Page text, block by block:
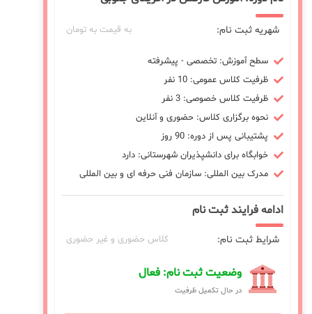
شهریه ثبت نام: به قیمت به تومان
سطح آموزش: تخصصی - پیشرفته
ظرفیت کلاس عمومی: 10 نفر
ظرفیت کلاس خصوصی: 3 نفر
نحوه برگزاری کلاس: حضوری و آنلاین
پشتیبانی پس از دوره: 90 روز
خوابگاه برای دانشپذیران شهرستانی: دارد
مدرک بین المللی: سازمان فنی حرفه ای و بین المللی
ادامه فرایند ثبت نام
شرایط ثبت نام: کلاس حضوری و غیر حضوری
وضعیت ثبت نام: فعال
در حال تکمیل ظرفیت